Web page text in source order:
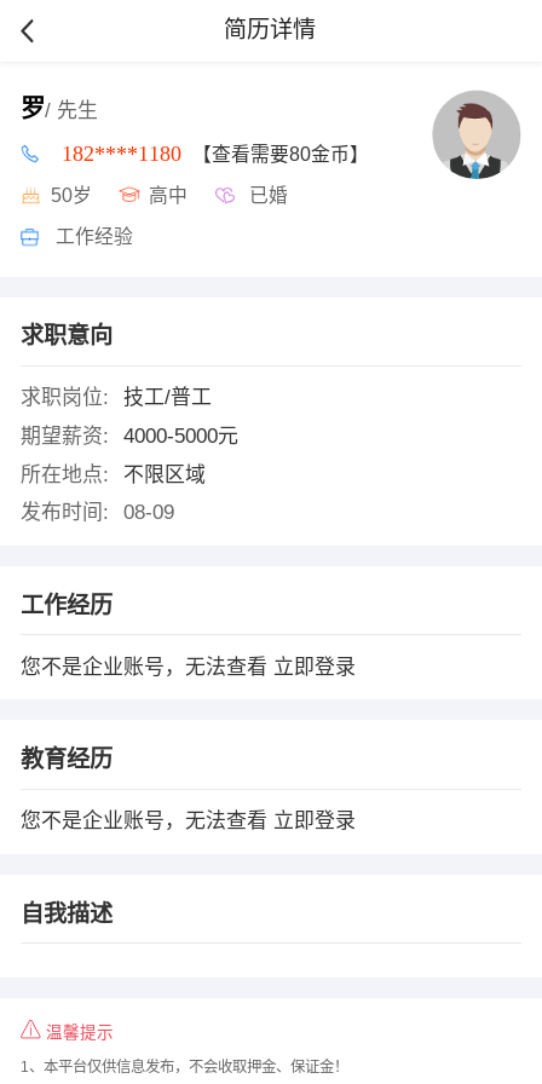
简历详情
罗/ 先生
182****1180 【查看需要80金币】
50岁 高中 已婚
工作经验
求职意向
求职岗位:
技工/普工
期望薪资:
4000-5000元
所在地点:
不限区域
发布时间:
08-09
工作经历
您不是企业账号，无法查看 立即登录
教育经历
您不是企业账号，无法查看 立即登录
自我描述
温馨提示
1、本平台仅供信息发布，不会收取押金、保证金！